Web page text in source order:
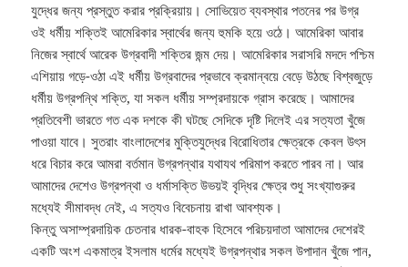
যুদ্ধের জন্য প্রস্তুত করার প্রক্রিয়ায়। সোভিয়েত ব্যবস্থার পতনের পর উগ্র
ওই ধর্মীয় শক্তিই আমেরিকার স্বার্থের জন্য হুমকি হয়ে ওঠে। আমেরিকা আবার
নিজের স্বার্থে আরেক উগ্রবাদী শক্তির জন্ম দেয়। আমেরিকার সরাসরি মদদে পশ্চিম
এশিয়ায় গড়ে-ওঠা এই ধর্মীয় উগ্রবাদের প্রভাবে ক্রমান্বয়ে বেড়ে উঠছে বিশ্বজুড়ে
ধর্মীয় উগ্রপন্থি শক্তি, যা সকল ধর্মীয় সম্প্রদায়কে গ্রাস করেছে। আমাদের
প্রতিবেশী ভারতে গত এক দশকে কী ঘটছে সেদিকে দৃষ্টি দিলেই এর সত্যতা খুঁজে
পাওয়া যাবে। সুতরাং বাংলাদেশের মুক্তিযুদ্ধের বিরোধিতার ক্ষেত্রকে কেবল উৎস
ধরে বিচার করে আমরা বর্তমান উগ্রপন্থার যথাযথ পরিমাপ করতে পারব না। আর
আমাদের দেশেও উগ্রপন্থা ও ধর্মাসক্তি উভয়ই বৃদ্ধির ক্ষেত্র শুধু সংখ্যাগুরুর
মধ্যেই সীমাবদ্ধ নেই, এ সত্যও বিবেচনায় রাখা আবশ্যক।
কিন্তু অসাম্প্রদায়িক চেতনার ধারক-বাহক হিসেবে পরিচয়দাতা আমাদের দেশেরই
একটি অংশ একমাত্র ইসলাম ধর্মের মধ্যেই উগ্রপন্থার সকল উপাদান খুঁজে পান,